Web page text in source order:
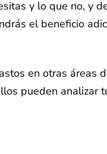
y lo que no, y
el beneficio
en otras áreas
pueden analizar